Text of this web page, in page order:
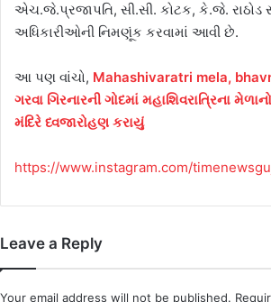
એચ.જે.પ્રજાપતિ, સી.સી. કોટક, કે.જે. રાઠોડ
અધિકારીઓની નિમણૂંક કરવામાં આવી છે.
આ પણ વાંચો, Mahashivaratri mela,
ગરવા ગિરનારની ગોદમાં મહાશિવરાત્રિના
મંદિરે ધ્વજારોહણ કરાયું
https://www.instagram.com/
Leave a Reply
Your email address will not be published.